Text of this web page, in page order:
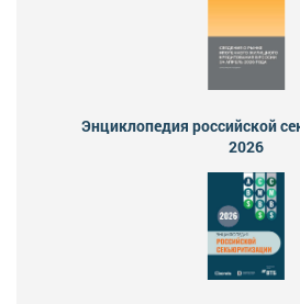
Энциклопедия российской
2026